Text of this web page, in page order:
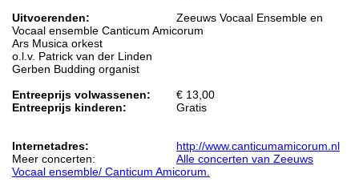
Uitvoerenden:
Zeeuws Vocaal Ensemble en
Vocaal ensemble Canticum Amicorum
Ars Musica orkest
o.l.v. Patrick van der Linden
Gerben Budding organist
Entreeprijs volwassenen:
€ 13,00
Entreeprijs kinderen:
Gratis
Internetadres:
http://www.canticumamicorum.nl
Meer concerten:
Alle concerten van Zeeuws
Vocaal ensemble/ Canticum Amicorum.